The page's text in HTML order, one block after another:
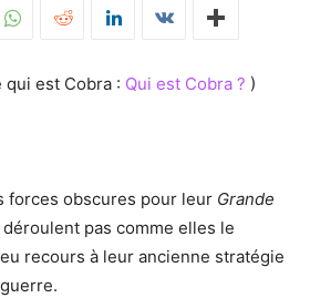
est Cobra : Qui est Cobra ? )
forces obscures pour leur Grande
déroulent pas comme elles le
recours à leur ancienne stratégie